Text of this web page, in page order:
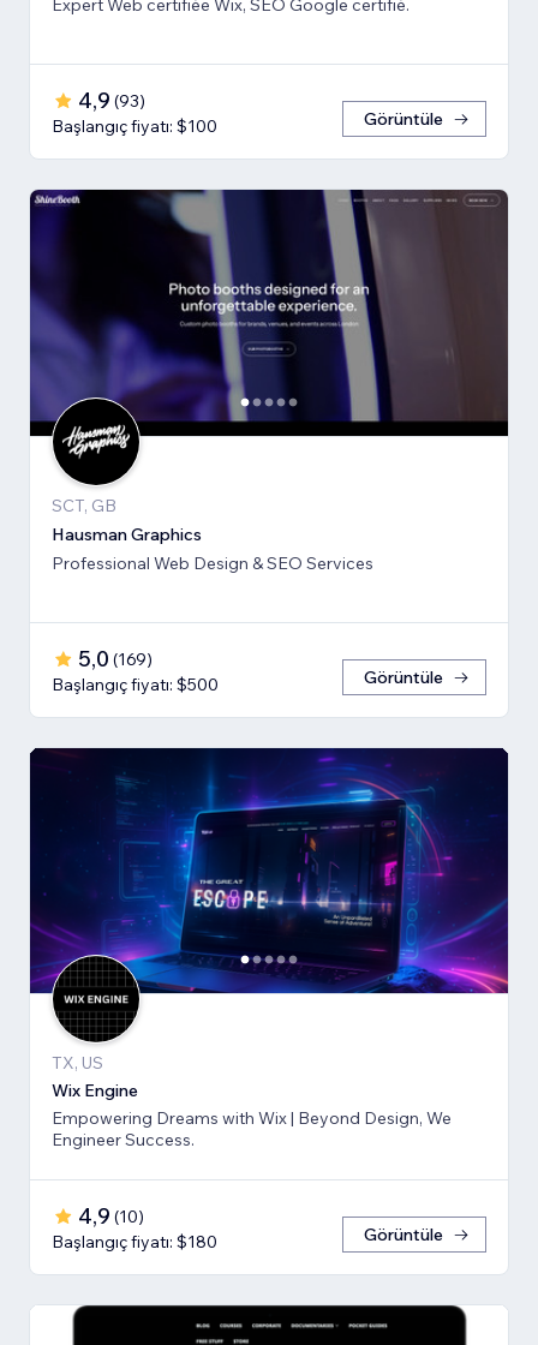
Expert Web certifiée Wix, SEO Google certifié.
4,9 (93)
Başlangıç fiyatı: $100
Görüntüle
SCT, GB
Hausman Graphics
Professional Web Design & SEO Services
5,0 (169)
Başlangıç fiyatı: $500
Görüntüle
TX, US
Wix Engine
Empowering Dreams with Wix | Beyond Design, We
Engineer Success.
4,9 (10)
Başlangıç fiyatı: $180
Görüntüle